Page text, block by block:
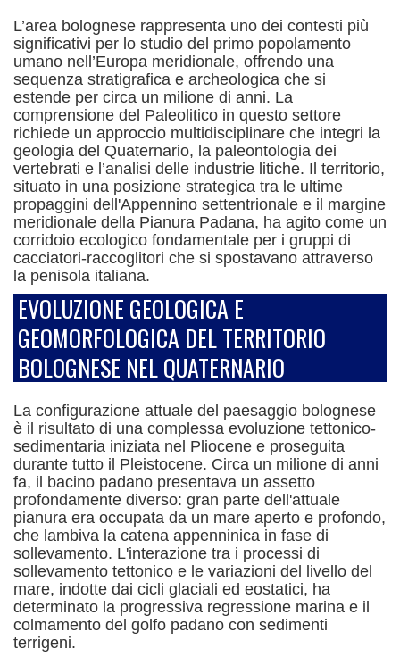
L’area bolognese rappresenta uno dei contesti più
significativi per lo studio del primo popolamento
umano nell’Europa meridionale, offrendo una
sequenza stratigrafica e archeologica che si
estende per circa un milione di anni. La
comprensione del Paleolitico in questo settore
richiede un approccio multidisciplinare che integri la
geologia del Quaternario, la paleontologia dei
vertebrati e l’analisi delle industrie litiche. Il territorio,
situato in una posizione strategica tra le ultime
propaggini dell'Appennino settentrionale e il margine
meridionale della Pianura Padana, ha agito come un
corridoio ecologico fondamentale per i gruppi di
cacciatori-raccoglitori che si spostavano attraverso
la penisola italiana.
EVOLUZIONE GEOLOGICA E
GEOMORFOLOGICA DEL TERRITORIO
BOLOGNESE NEL QUATERNARIO
La configurazione attuale del paesaggio bolognese
è il risultato di una complessa evoluzione tettonico-
sedimentaria iniziata nel Pliocene e proseguita
durante tutto il Pleistocene. Circa un milione di anni
fa, il bacino padano presentava un assetto
profondamente diverso: gran parte dell'attuale
pianura era occupata da un mare aperto e profondo,
che lambiva la catena appenninica in fase di
sollevamento. L'interazione tra i processi di
sollevamento tettonico e le variazioni del livello del
mare, indotte dai cicli glaciali ed eostatici, ha
determinato la progressiva regressione marina e il
colmamento del golfo padano con sedimenti
terrigeni.